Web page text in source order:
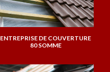
ENTREPRISE DE COUVERTURE
80 SOMME